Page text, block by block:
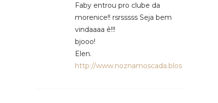
Faby entrou pro clube da
morenice!! rsrsssss Seja bem
vindaaaa ê!!!
bjooo!
Elen.
http://www.noznamoscada.blospot.com